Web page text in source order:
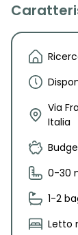
Via
Italia
0-30
1-2
Letto